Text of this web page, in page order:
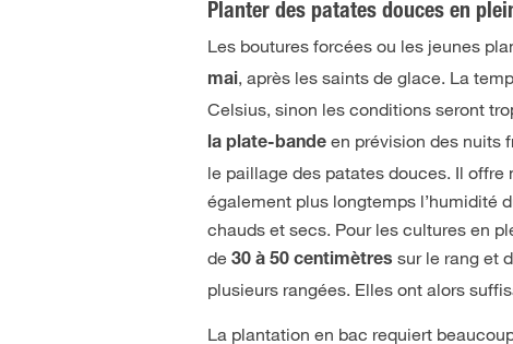
Planter des patates douces en
Les boutures forcées ou les jeunes
mai, après les saints de glace. La
Celsius, sinon les conditions seront
la plate-bande en prévision des nuits
le paillage des patates douces. Il
également plus longtemps l’humidité
chauds et secs. Pour les cultures en
de30 à 50 centimètres sur le rang et
plusieurs rangées. Elles ont alors
La plantation en bac requiert